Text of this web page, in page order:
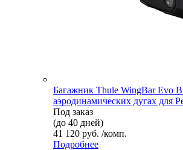
Багажник Thule WingBar Evo
аэродинамических дугах для
Под заказ
(до 40 дней)
41 120 руб. /комп.
Подробнее